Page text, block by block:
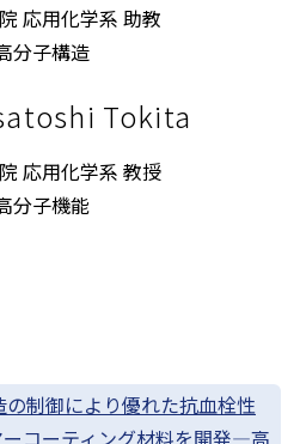
応用化学系 助教
分子構造
Tokita
応用化学系 教授
分子機能
制御により優れた抗血栓性
コーティング材料を開発—高